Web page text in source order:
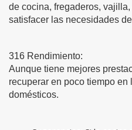
de cocina, fregaderos,
satisfacer las necesidades
316 Rendimiento:
Aunque tiene mejores
recuperar en poco tiempo
domésticos.